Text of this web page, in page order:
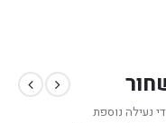
נעילה נוספת